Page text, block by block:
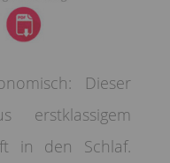
Dieser
erstklassigem
in den Schlaf.